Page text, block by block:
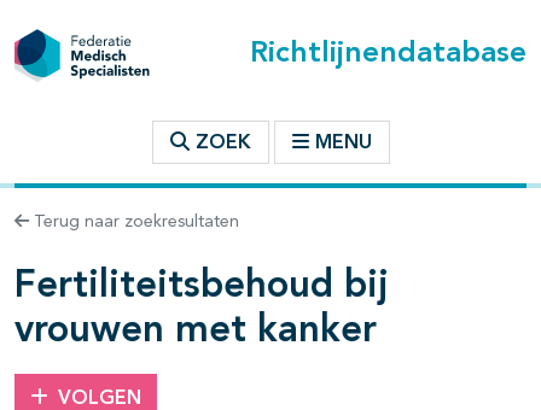
Richtlijnendatabase
ZOEK MENU
Terug naar zoekresultaten
Fertiliteitsbehoud bij
vrouwen met kanker
VOLGEN
binnen deze richtlijn